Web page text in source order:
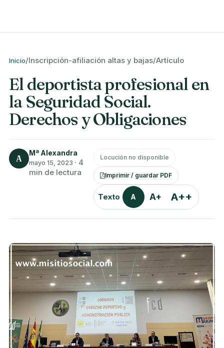
Inicio/Inscripción-afiliación altas y bajas/Artículo
El deportista profesional en
la Seguridad Social.
Derechos y Obligaciones
A
Mª Alexandra
mayo 15, 2023 · 4
min de lectura
Locución no disponible
Texto A A+ A++
Imprimir / guardar PDF